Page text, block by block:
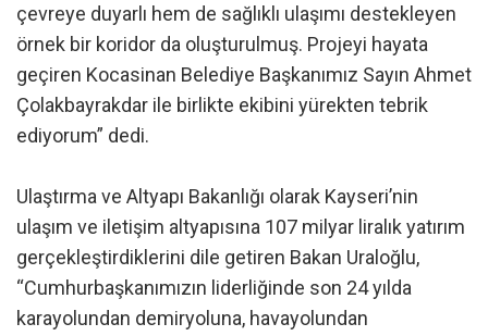
çevreye duyarlı hem de sağlıklı ulaşımı destekleyen
örnek bir koridor da oluşturulmuş. Projeyi hayata
geçiren Kocasinan Belediye Başkanımız Sayın Ahmet
Çolakbayrakdar ile birlikte ekibini yürekten tebrik
ediyorum” dedi.
Ulaştırma ve Altyapı Bakanlığı olarak Kayseri’nin
ulaşım ve iletişim altyapısına 107 milyar liralık yatırım
gerçekleştirdiklerini dile getiren Bakan Uraloğlu,
“Cumhurbaşkanımızın liderliğinde son 24 yılda
karayolundan demiryoluna, havayolundan